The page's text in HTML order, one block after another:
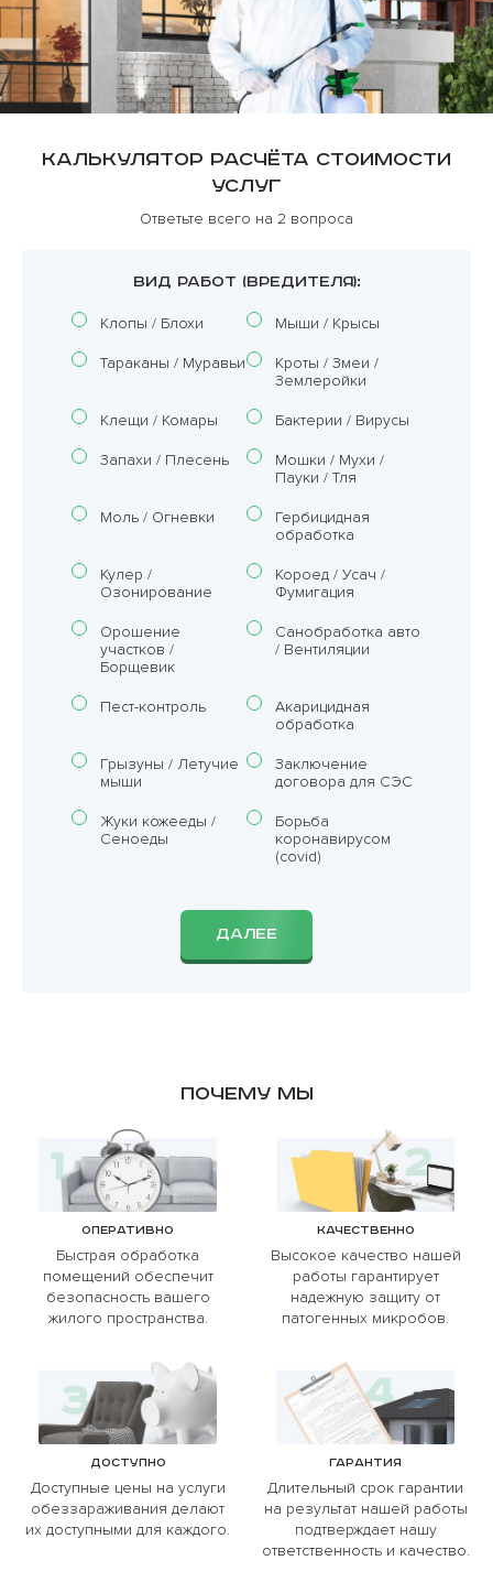
Калькулятор расчёта стоимости
услуг
Ответьте всего на 2 вопроса
ВИД РАБОТ (ВРЕДИТЕЛЯ):
Клопы / Блохи Мыши / Крысы
Тараканы / Муравьи
Кроты / Змеи /
Землеройки
Клещи / Комары Бактерии / Вирусы
Запахи / Плесень
Мошки / Мухи /
Пауки / Тля
Моль / Огневки
Гербицидная
обработка
Кулер /
Озонирование
Короед / Усач /
Фумигация
Орошение
участков /
Борщевик
Санобработка авто
/ Вентиляции
Пест-контроль
Акарицидная
обработка
Грызуны / Летучие
мыши
Заключение
договора для СЭС
Жуки кожееды /
Сеноеды
Борьба
коронавирусом
(covid)
ДАЛЕЕ
Почему мы
Оперативно
Быстрая обработка
помещений обеспечит
безопасность вашего
жилого пространства.
Качественно
Высокое качество нашей
работы гарантирует
надежную защиту от
патогенных микробов.
Доступно
Доступные цены на услуги
обеззараживания делают
их доступными для каждого.
Гарантия
Длительный срок гарантии
на результат нашей работы
подтверждает нашу
ответственность и качество.